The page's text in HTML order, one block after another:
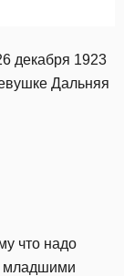
декабря 1923
Дальняя
что надо
младшими